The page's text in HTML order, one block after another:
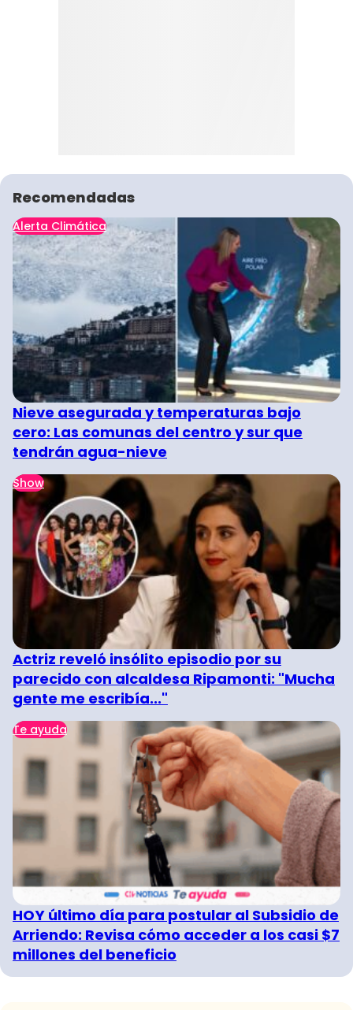
Recomendadas
Alerta Climática
Nieve asegurada y temperaturas bajo
cero: Las comunas del centro y sur que
tendrán agua-nieve
Show
Actriz reveló insólito episodio por su
parecido con alcaldesa Ripamonti: "Mucha
gente me escribía..."
Te ayuda
HOY último día para postular al Subsidio de
Arriendo: Revisa cómo acceder a los casi $7
millones del beneficio